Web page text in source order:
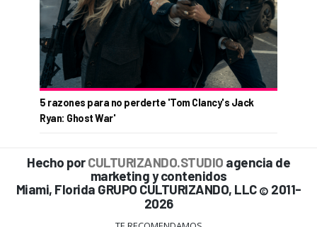
5 razones para no perderte 'Tom Clancy's Jack
Ryan: Ghost War'
Hecho porCULTURIZANDO.STUDIO agencia de
marketing y contenidos
Miami, Florida GRUPO CULTURIZANDO, LLC © 2011-
2026